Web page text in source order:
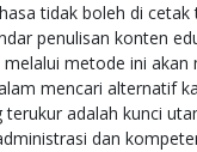
tidak boleh di cetak
penulisan konten
metode ini
mencari alternatif
terukur adalah kunci
dan